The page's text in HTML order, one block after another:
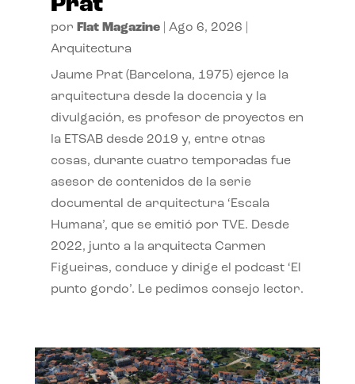
Prat
por Flat Magazine| Ago 6, 2026
Arquitectura
Jaume Prat (Barcelona, 1975) ejerce la
arquitectura desde la docencia y la
divulgación, es profesor de proyectos en
la ETSAB desde 2019 y, entre otras
cosas, durante cuatro temporadas fue
asesor de contenidos de la serie
documental de arquitectura ‘Escala
Humana’, que se emitió por TVE. Desde
2022, junto a la arquitecta Carmen
Figueiras, conduce y dirige el podcast ‘El
punto gordo’. Le pedimos consejo lector.